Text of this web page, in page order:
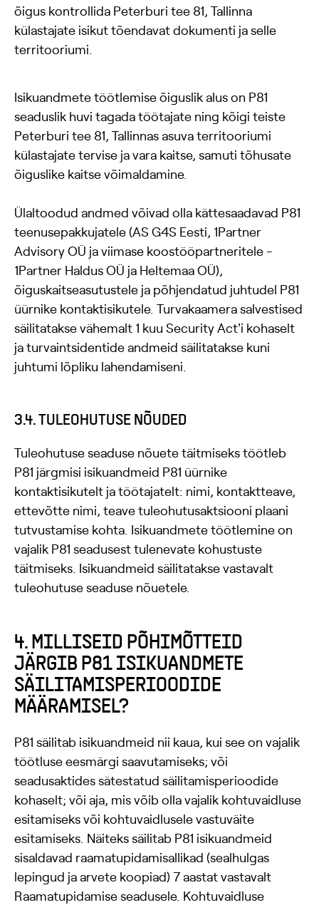
õigus kontrollida Peterburi tee 81, Tallinna
külastajate isikut tõendavat dokumenti ja selle
territooriumi.
Isikuandmete töötlemise õiguslik alus on P81
seaduslik huvi tagada töötajate ning kõigi teiste
Peterburi tee 81, Tallinnas asuva territooriumi
külastajate tervise ja vara kaitse, samuti tõhusate
õiguslike kaitse võimaldamine.
Ülaltoodud andmed võivad olla kättesaadavad P81
teenusepakkujatele (AS G4S Eesti, 1Partner
Advisory OÜ ja viimase koostööpartneritele -
1Partner Haldus OÜ ja Heltemaa OÜ),
õiguskaitseasutustele ja põhjendatud juhtudel P81
üürnike kontaktisikutele. Turvakaamera salvestised
säilitatakse vähemalt 1 kuu Security Act'i kohaselt
ja turvaintsidentide andmeid säilitatakse kuni
juhtumi lõpliku lahendamiseni.
3.4. TULEOHUTUSE NÕUDED
Tuleohutuse seaduse nõuete täitmiseks töötleb
P81 järgmisi isikuandmeid P81 üürnike
kontaktisikutelt ja töötajatelt: nimi, kontaktteave,
ettevõtte nimi, teave tuleohutusaktsiooni plaani
tutvustamise kohta. Isikuandmete töötlemine on
vajalik P81 seadusest tulenevate kohustuste
täitmiseks. Isikuandmeid säilitatakse vastavalt
tuleohutuse seaduse nõuetele.
4. MILLISEID PÕHIMÕTTEID
JÄRGIB P81 ISIKUANDMETE
SÄILITAMISPERIOODIDE
MÄÄRAMISEL?
P81 säilitab isikuandmeid nii kaua, kui see on vajalik
töötluse eesmärgi saavutamiseks; või
seadusaktides sätestatud säilitamisperioodide
kohaselt; või aja, mis võib olla vajalik kohtuvaidluse
esitamiseks või kohtuvaidlusele vastuväite
esitamiseks. Näiteks säilitab P81 isikuandmeid
sisaldavad raamatupidamisallikad (sealhulgas
lepingud ja arvete koopiad) 7 aastat vastavalt
Raamatupidamise seadusele. Kohtuvaidluse